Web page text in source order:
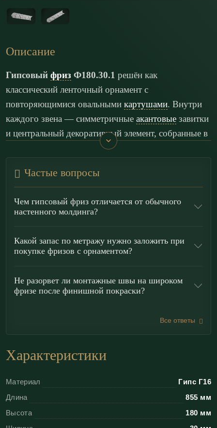
Описание
Гипсовый фриз Ф180.30.1 решён как
классический ленточный орнамент с
повторяющимися овальными картушами. Внутри
каждого звена — симметричные акантовые завитки
и центральный декоративный элемент, собранные в
торжественную композицию. Глубокий рельеф с
светотень, подчёркивая пластику скульптурного
По характеру рисунка и ритмике
классике, ампире и барочной линии неоклассики —
декоративность. Элемент используется как
фризовый пояс длягоризонтального зонирования
«поднятия» потолка, а также как архитектурная
тяга для обрамления панелей и создания
декоративных рамок, объединяющих плоскости в
единую архитектурную композицию.
Преимущества гипсовых фризов
«ЭКОЛЕПНИНА»
Частые вопросы
Чем гипсовый фриз отличается от обычного
настенного молдинга?
Какой запас по метражу нужно заложить при
покупке фризов с орнаментом?
Не разорвет ли монтажные швы на широком
фризе после финишной покраски?
Все ответы
Характеристики
Материал
Гипс Г16
Длина
855 мм
Высота
180 мм